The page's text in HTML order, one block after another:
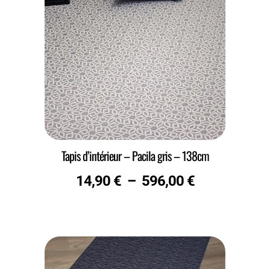
Tapis d’intérieur – Pacila gris – 138cm
14,90 € – 596,00 €